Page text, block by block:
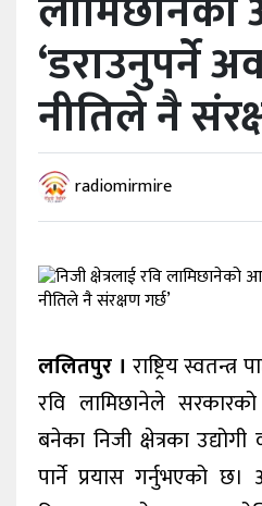
‘डराउनुपर्ने
नीतिले नै
radiomirmire
ललितपुर । राष्ट्रिय स्वतन्त्र
रवि लामिछानेले
बनेका निजी क्षेत्रका
पार्ने प्रयास गर्नुभएको